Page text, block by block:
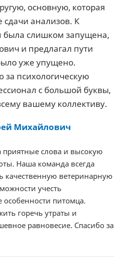
основную, которая
сдачи анализов. К
была слишком запущена,
и предлагал пути
уже упущено.
за психологическую
с большой буквы,
вашему коллективу.
Михайлович
приятные слова и высокую
Наша команда всегда
качественную ветеринарную
учесть
питомца.
горечь утраты и
равновесие. Спасибо за